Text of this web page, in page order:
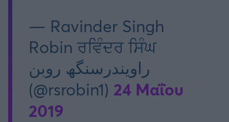
— Ravinder Singh
Robin ਰਵਿੰਦਰ ਸਿੰਘ
راویندرسنگھ روبن
(@rsrobin1) 24 Μαΐου
2019